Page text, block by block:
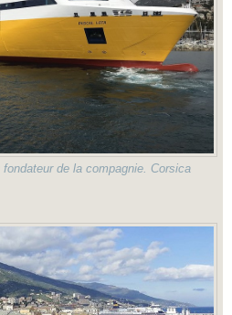
de la compagnie. Corsica